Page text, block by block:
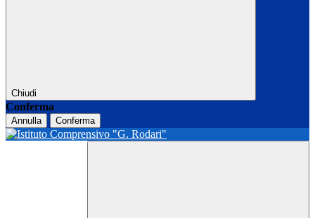
Chiudi
Conferma
Annulla Conferma